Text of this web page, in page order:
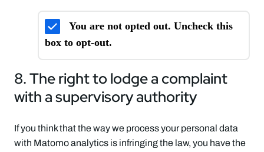
You are not opted out. Uncheck this
box to opt-out.
8. The right to lodge a complaint
with a supervisory authority
If you think that the way we process your personal data
with Matomo analytics is infringing the law, you have the